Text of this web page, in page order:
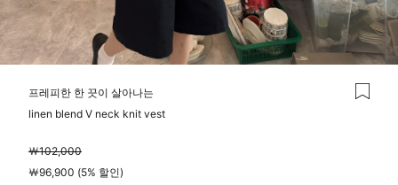
프레피한 한 끗이 살아나는
linen blend V neck knit vest
￦102,000
￦96,900 (5% 할인)